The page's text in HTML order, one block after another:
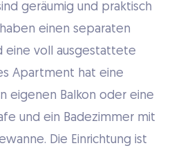
geräumig und praktisch
einen separaten
eine voll ausgestattete
Apartment hat eine
eigenen Balkon oder eine
und ein Badezimmer mit
Die Einrichtung ist